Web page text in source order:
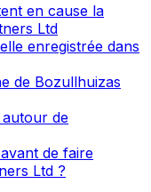
en cause la
Ltd
enregistrée dans
de Bozullhuizas
de
de faire
Ltd ?